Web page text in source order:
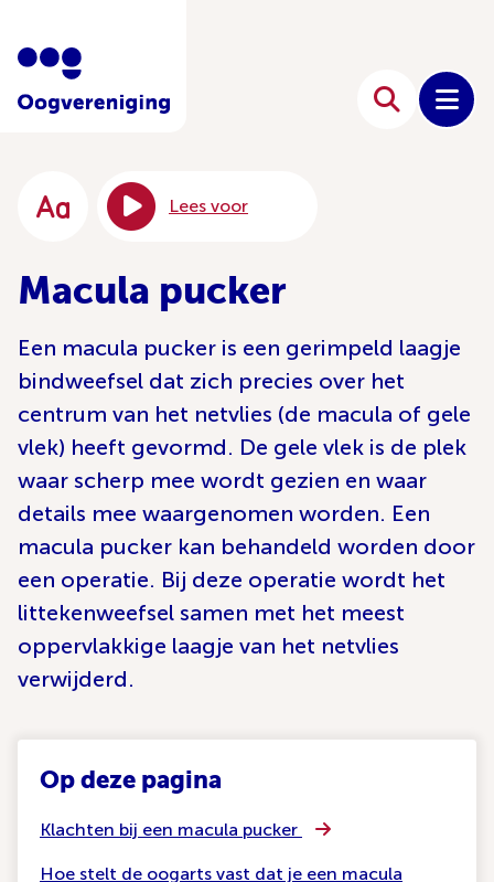
Lees voor
Macula pucker
Een macula pucker is een gerimpeld laagje
bindweefsel dat zich precies over het
centrum van het netvlies (de macula of gele
vlek) heeft gevormd. De gele vlek is de plek
waar scherp mee wordt gezien en waar
details mee waargenomen worden. Een
macula pucker kan behandeld worden door
een operatie. Bij deze operatie wordt het
littekenweefsel samen met het meest
oppervlakkige laagje van het netvlies
verwijderd.
Op deze pagina
Klachten bij een macula pucker
Hoe stelt de oogarts vast dat je een macula